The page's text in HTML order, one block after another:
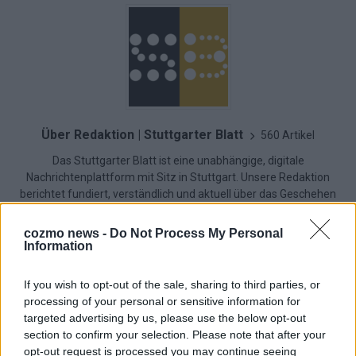
cozmo news - Do Not Process My Personal
Information
If you wish to opt-out of the sale, sharing to third parties, or
processing of your personal or sensitive information for
targeted advertising by us, please use the below opt-out
section to confirm your selection. Please note that after your
opt-out request is processed you may continue seeing
Über Redaktion | Stuttgarter Blatt 560 Artikel
Das Stuttgarter Blatt ist eine unabhängige, digitale
Nachrichtenplattform mit Sitz in Stuttgart. Unsere Redaktion
berichtet fundiert, verständlich und aktuell über das Geschehen
klassisches journalistisches Handwerk mit modernen
Erzählformen – klar, zuverlässig und nah an den Menschen.
KOMMENTARE